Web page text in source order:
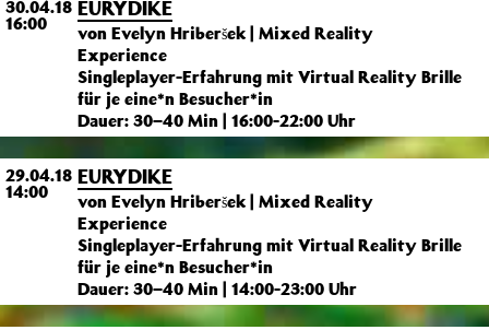
30.04.18
16:00
EURYDIKE
von Evelyn Hriberšek | Mixed Reality
Experience
Singleplayer-Erfahrung mit Virtual Reality Brille
für je eine*n Besucher*in
Dauer: 30–40 Min | 16:00-22:00 Uhr
29.04.18
14:00
EURYDIKE
von Evelyn Hriberšek | Mixed Reality
Experience
Singleplayer-Erfahrung mit Virtual Reality Brille
für je eine*n Besucher*in
Dauer: 30–40 Min | 14:00-23:00 Uhr